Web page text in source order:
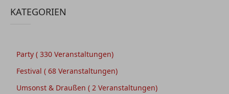
KATEGORIEN
Party ( 330 Veranstaltungen)
Festival ( 68 Veranstaltungen)
Umsonst & Draußen ( 2 Veranstaltungen)